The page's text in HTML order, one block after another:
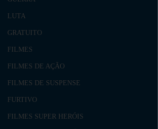
LUTA
GRATUITO
FILMES
FILMES DE AÇÃO
FILMES DE SUSPENSE
FURTIVO
FILMES SUPER HERÓIS